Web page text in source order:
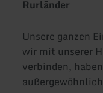
Rurländer
Unsere ganzen
wir mit unserer
verbinden,